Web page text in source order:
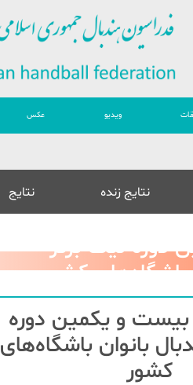
ویدیو عکس
نتایج زنده نتایج
دوره لیگ برتر
باشگاه‌های کشور
بیست و یکمین دوره
بانوان باشگاه‌های
کشور